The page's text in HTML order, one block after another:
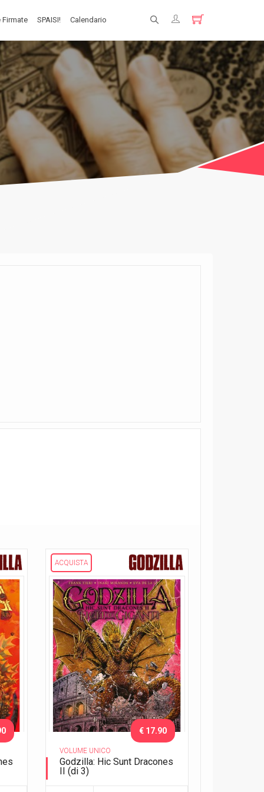
Firmate SPAISI! Calendario
Registrati
ACQUISTA
VOLUME UNICO
Godzilla: Hic Sunt Dracones
II (di 3)
€ 17.90